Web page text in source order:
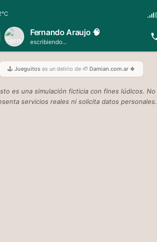
Fernando Araujo 🧠
escribiendo...
🕹️ Jueguitoses un delirio de 🦥 Damian.com.ar 🍀
es una simulación ficticia con fines lúdicos. No
servicios reales ni solicita datos personales.